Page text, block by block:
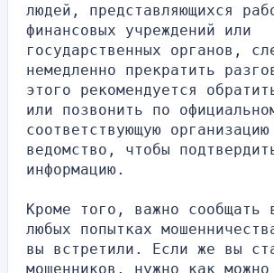
людей, представляющихся
финансовых учреждений или
государственных органов,
немедленно прекратить
этого рекомендуется
или позвонить по
соответствующую
ведомство, чтобы
информацию.
Кроме того, важно сообщать
любых попытках
вы встретили. Если же вы
мошенников, нужно как можно